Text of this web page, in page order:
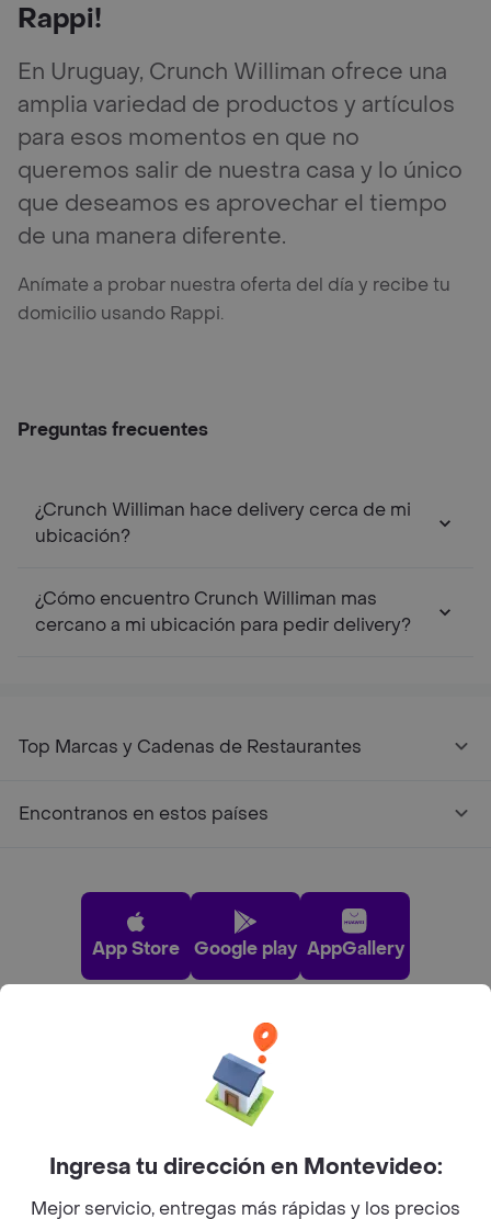
Rappi!
En Uruguay, Crunch Williman ofrece una
amplia variedad de productos y artículos
para esos momentos en que no
queremos salir de nuestra casa y lo único
que deseamos es aprovechar el tiempo
de una manera diferente.
Anímate a probar nuestra oferta del día y recibe tu
domicilio usando Rappi.
Preguntas frecuentes
¿Crunch Williman hace delivery cerca de mi
ubicación?
¿Cómo encuentro Crunch Williman mas
cercano a mi ubicación para pedir delivery?
Top Marcas y Cadenas de Restaurantes
Encontranos en estos países
App Store Google play AppGallery
Pide tu comida favorita cerca de ti
Ingresa tu dirección en Montevideo:
Mejor servicio, entregas más rápidas y los precios